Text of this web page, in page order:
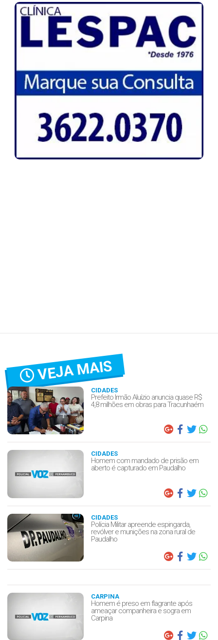
VEJA MAIS
CIDADES
Prefeito Irmão Aluízio anuncia quase R$
4,8 milhões em obras para Tracunhaém
CIDADES
Homem com mandado de prisão em
aberto é capturado em Paudalho
CIDADES
Polícia Militar apreende espingarda,
revólver e munições na zona rural de
Paudalho
CARPINA
Homem é preso em flagrante após
ameaçar companheira e sogra em
Carpina